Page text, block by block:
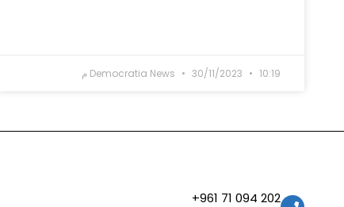
Democratia News 30/11/2023 10:19 م
202 094 71 961+